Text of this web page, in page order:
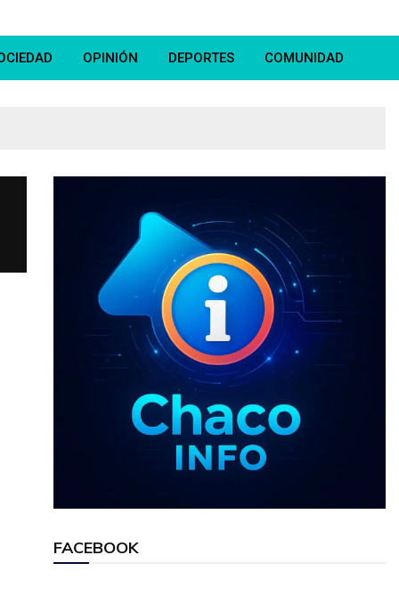
OPINIÓN DEPORTES COMUNIDAD
FACEBOOK